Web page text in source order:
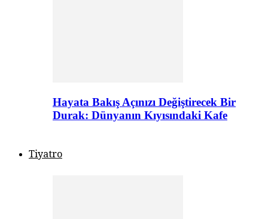
Hayata Bakış Açınızı Değiştirecek Bir
Durak: Dünyanın Kıyısındaki Kafe
Tiyatro